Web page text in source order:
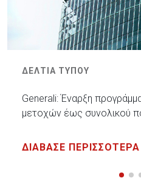
ΔΕΛΤΙΑ ΤΥΠΟΥ
Generali: Έναρξη
μετοχών έως συνολικού
ΔΙΑΒΑΣΕ ΠΕΡΙΣΣΟΤΕΡΑ